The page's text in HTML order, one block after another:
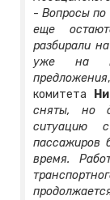
- Вопросы по
еще
разбирали
уже на
предложения
комитета
сняты, но
ситуацию
пассажиров
время.